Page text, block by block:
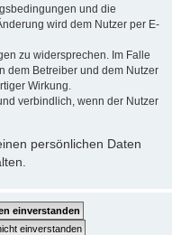
und die
wird dem Nutzer per E-
zu widersprechen. Im Falle
dem Betreiber und dem Nutzer
Wirkung.
verbindlich, wenn der Nutzer
persönlichen Daten